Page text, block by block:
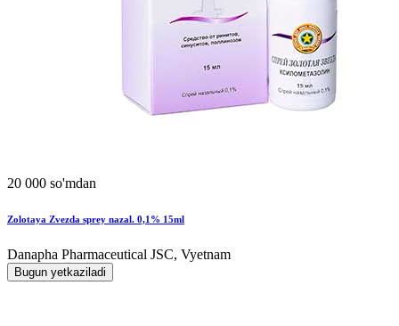
20 000 so'mdan
Zolotaya Zvezda sprey nazal. 0,1% 15ml
Danapha Pharmaceutical JSC, Vyetnam
Bugun yetkaziladi